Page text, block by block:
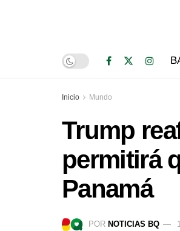
Inicio Mundo
Trump
permitirá
Panamá
POR NOTICIAS BQ